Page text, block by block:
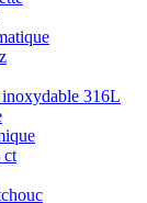
316L
ct